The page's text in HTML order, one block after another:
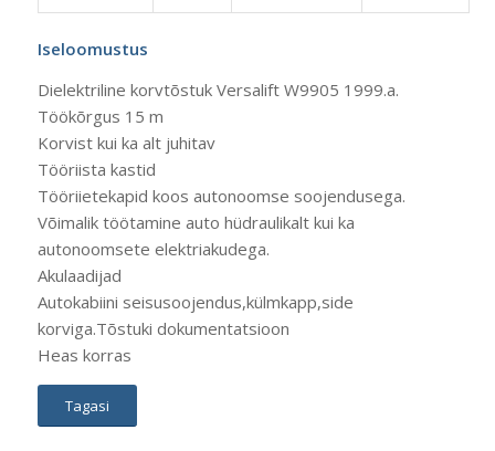
Iseloomustus
Dielektriline korvtõstuk Versalift W9905 1999.a.
Töökõrgus 15 m
Korvist kui ka alt juhitav
Tööriista kastid
Tööriietekapid koos autonoomse soojendusega.
Võimalik töötamine auto hüdraulikalt kui ka
autonoomsete elektriakudega.
Akulaadijad
Autokabiini seisusoojendus,külmkapp,side
korviga.Tõstuki dokumentatsioon
Heas korras
Tagasi